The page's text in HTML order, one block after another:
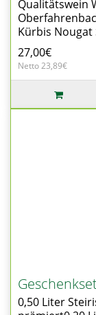
Qualitätswein
Kürbis Nougat
27,00€
Netto 23,89€
0,50 Liter